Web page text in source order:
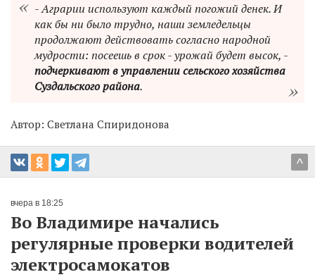
- Аграрии используют каждый погожий денек. И
как бы ни было трудно, наши земледельцы
продолжают действовать согласно народной
мудрости: посеешь в срок - урожай будет высок, -
подчеркивают в управлении сельского хозяйства
Суздальского района.
Автор: Светлана Спиридонова
^
вчера в 18:25
Во Владимире начались
регулярные проверки водителей
электросамокатов